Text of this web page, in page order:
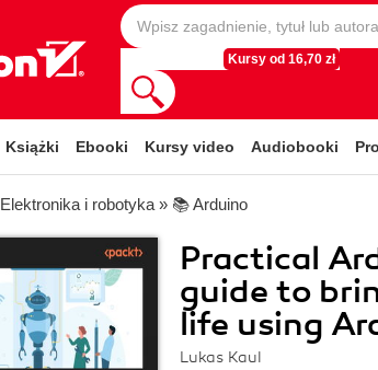
Kursy od 16,70 zł
Książki Ebooki Kursy video Audiobooki
Elektronika i robotyka » 📚 Arduino
Practical
guide to
life using
Lukas Kaul